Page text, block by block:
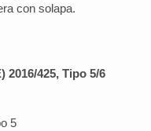
con solapa.
2016/425, Tipo 5/6
5